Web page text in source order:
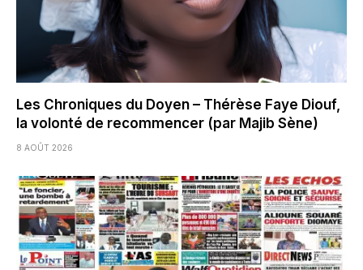
Les Chroniques du Doyen – Thérèse Faye Diouf,
la volonté de recommencer (par Majib Sène)
8 AOÛT 2026